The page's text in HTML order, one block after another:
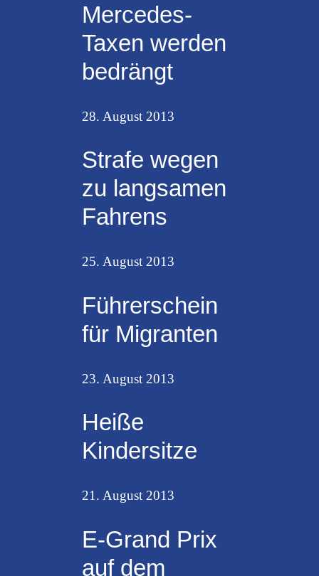
Mercedes-
Taxen werden
bedrängt
28. August 2013
Strafe wegen
zu langsamen
Fahrens
25. August 2013
Führerschein
für Migranten
23. August 2013
Heiße
Kindersitze
21. August 2013
E-Grand Prix
auf dem